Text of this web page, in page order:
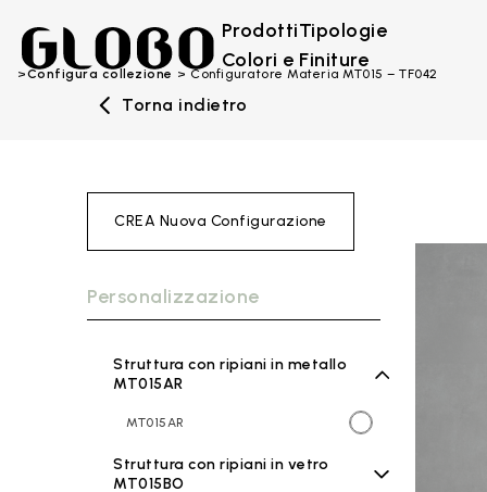
ProdottiTipologie
Colori e Finiture
Configura collezione Configuratore Materia MT015 – TF042
Torna indietro
CREA Nuova Configurazione
Personalizzazione
Struttura con ripiani in metallo
MT015AR
MT015AR
Struttura con ripiani in vetro
MT015BO